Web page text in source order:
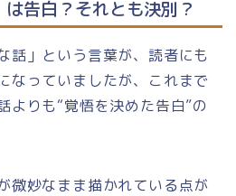
告白？それとも決別？
話」という言葉が、読者にも
なっていましたが、これまで
よりも“覚悟を決めた告白”の
微妙なまま描かれている点が